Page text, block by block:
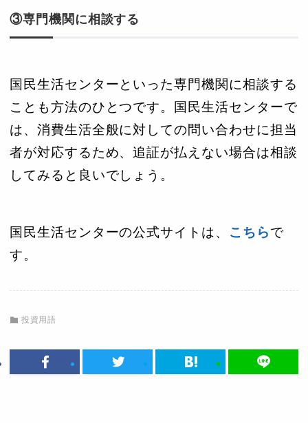
③専門機関に相談する
国民生活センターといった専門機関に相談する
ことも方法のひとつです。国民生活センターで
は、消費生活全般に対しての問い合わせに担当
者が対応するため、追証が払えない場合は相談
してみると良いでしょう。
国民生活センターの公式サイトは、 こちらで
す。
投資用語